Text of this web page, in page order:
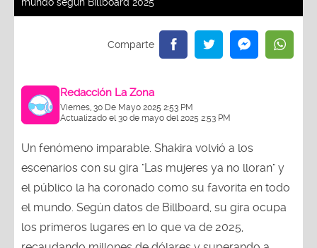
Redacción La Zona
Viernes, 30 De Mayo 2025 2:53 PM
Actualizado el 30 de mayo del 2025 2:53 PM
Un fenómeno imparable. Shakira volvió a los
escenarios con su gira "Las mujeres ya no lloran" y
el público la ha coronado como su favorita en todo
el mundo. Según datos de Billboard, su gira ocupa
los primeros lugares en lo que va de 2025,